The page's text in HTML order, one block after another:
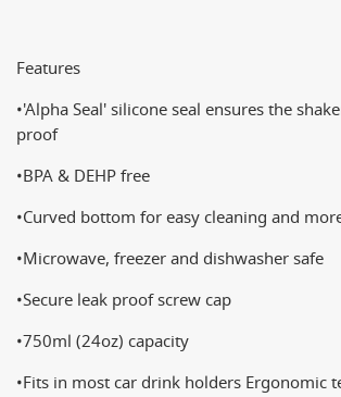
Features
•'Alpha Seal' silicone seal ensures the
proof
•BPA & DEHP free
•Curved bottom for easy cleaning and
•Microwave, freezer and dishwasher safe
•Secure leak proof screw cap
•750ml (24oz) capacity
•Fits in most car drink holders Ergonomic